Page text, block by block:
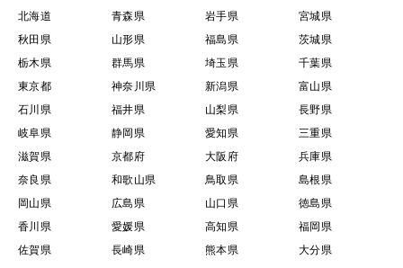
北海道 青森県 岩手県
宮城県
秋田県
山形県 福島県
茨城県
栃木県
群馬県 埼玉県
千葉県
東京都
神奈川県 新潟県
富山県
石川県
福井県 山梨県
長野県
岐阜県
静岡県 愛知県
三重県
滋賀県
京都府 大阪府
兵庫県
奈良県
和歌山県 鳥取県
島根県
岡山県
広島県 山口県
徳島県
香川県
愛媛県 高知県
福岡県
佐賀県
長崎県 熊本県
大分県